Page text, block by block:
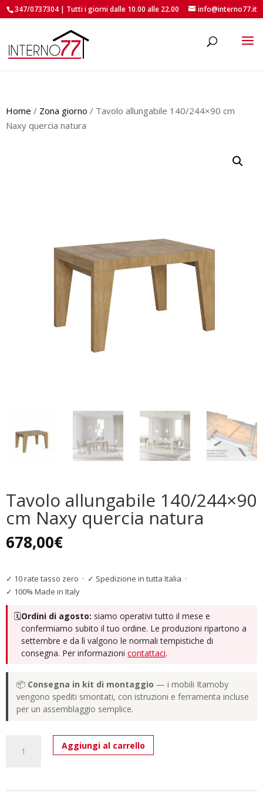
347/0737304 | Tutti i giorni dalle 10.00 alle 22.00 info@interno77.it
Home / Zona giorno / Tavolo allungabile 140/244×90 cm
Naxy quercia natura
Tavolo allungabile 140/244×90
cm Naxy quercia natura
678,00€
✓ 10 rate tasso zero · ✓ Spedizione in tutta Italia ·
✓ 100% Made in Italy
🗓️Ordini di agosto: siamo operativi tutto il mese e
confermiamo subito il tuo ordine. Le produzioni ripartono a
settembre e da lì valgono le normali tempistiche di
consegna. Per informazionicontattaci.
📦 Consegna in kit di montaggio — i mobili Itamoby
vengono spediti smontati, con istruzioni e ferramenta incluse
per un assemblaggio semplice.
allungabile
Aggiungi al carrello